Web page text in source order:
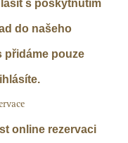
s poskytnutím
do našeho
přidáme pouze
online rezervaci